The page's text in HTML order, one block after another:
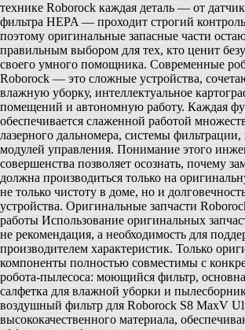
технике Roborock каждая деталь — от
фильтра HEPA — проходит строгий
поэтому оригинальные запасные части
правильным выбором для тех, кто ценит
своего умного помощника. Современные
Roborock — это сложные устройства,
влажную уборку, интеллектуальное
помещений и автономную работу. Каждая
обеспечивается слаженной работой
лазерного дальномера, системы фильтрации,
модулей управления. Понимание этого
совершенства позволяет осознать, почему
должна производиться только на
не только чистоту в доме, но и
устройства. Оригинальные запчасти
работы Использование оригинальных
не рекомендация, а необходимость для
производителем характеристик. Только
компоненты полностью совместимы с
робота-пылесоса: моющийся фильтр,
салфетка для влажной уборки и
воздушный фильтр для Roborock S8 MaxV
высококачественного материала,